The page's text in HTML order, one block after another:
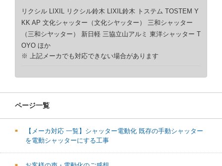
リクシル LIXIL リクシル鈴木 LIXIL鈴木 トステム TOSTEM Y
KK AP 文化シャッター（文化シヤッター） 三和シャッター
（三和シヤッター） 新日軽 三協立山アルミ 東洋シャッター T
OYO ほか
※ 上記メーカでも対応できない場合があります
ページ一覧
【メーカ対応 一覧】シャッター電動化 既存の手動シャッター
を電動シャッターにする工事